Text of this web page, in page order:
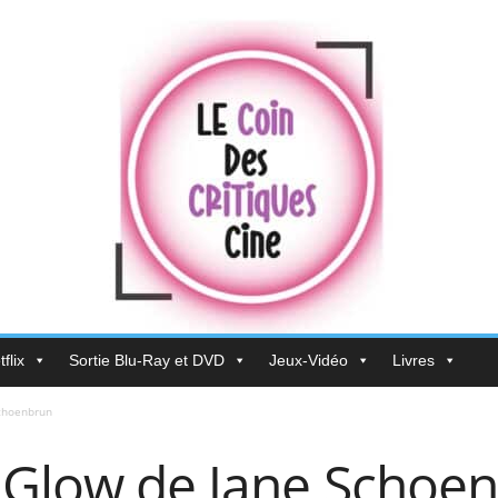
Sortie Blu-Ray et DVD Jeux-Vidéo Livres